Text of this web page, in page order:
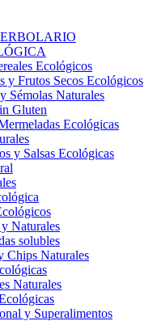
Ecológicos
y Frutos Secos Ecológicos
Sémolas Naturales
Gluten
Ecológicas
y Salsas Ecológicas
Naturales
solubles
Chips Naturales
Naturales
y Superalimentos